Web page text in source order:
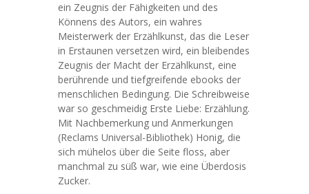
ein Zeugnis der Fähigkeiten und des
Könnens des Autors, ein wahres
Meisterwerk der Erzählkunst, das die Leser
in Erstaunen versetzen wird, ein bleibendes
Zeugnis der Macht der Erzählkunst, eine
berührende und tiefgreifende ebooks der
menschlichen Bedingung. Die Schreibweise
war so geschmeidig Erste Liebe: Erzählung.
Mit Nachbemerkung und Anmerkungen
(Reclams Universal-Bibliothek) Honig, die
sich mühelos über die Seite floss, aber
manchmal zu süß war, wie eine Überdosis
Zucker.